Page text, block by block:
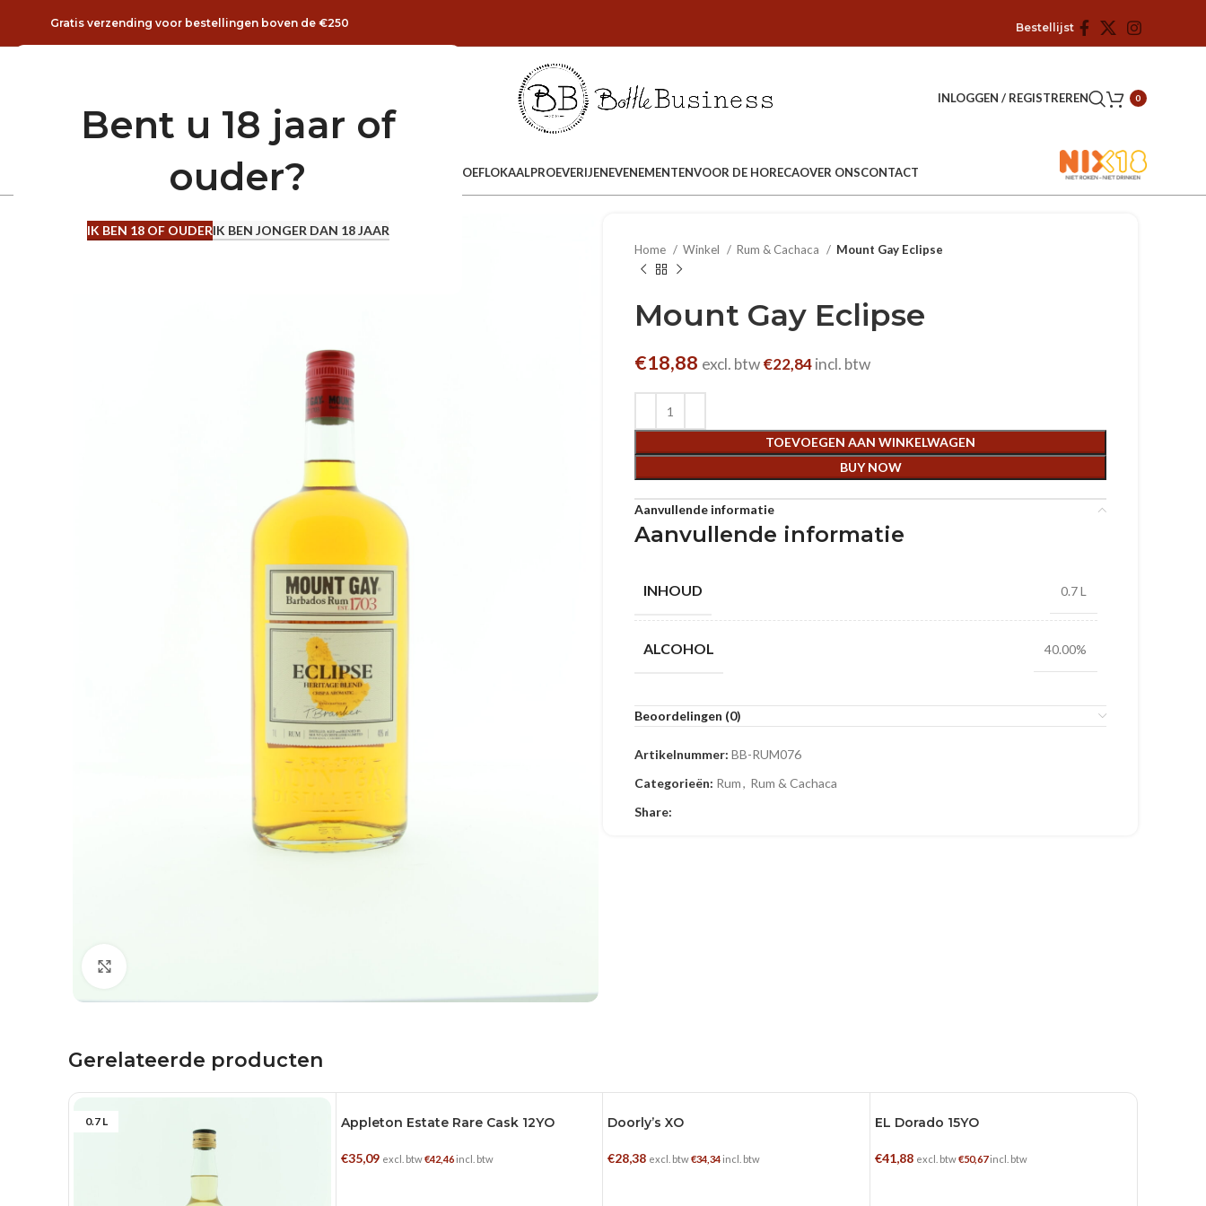
Bent u 18 jaar of
ouder?
IK BEN 18 OF OUDERIK BEN JONGER DAN 18 JAAR
Gratis verzending voor bestellingen boven de €250 Bestellijst
+31 6 188 448 52
Info@bottlebusiness.nl
INLOGGEN / REGISTREREN 0
DRANK SELECTIE HET PROEFLOKAALPROEVERIJENEVENEMENTENVOOR DE HORECAOVER ONSCONTACT
0.7 L
Home Winkel Rum & Cachaca Mount Gay Eclipse
Mount Gay Eclipse
€18,88 excl. btw€22,84incl. btw
TOEVOEGEN AAN WINKELWAGEN
BUY NOW
Aanvullende informatie
Aanvullende informatie
INHOUD 0.7 L
ALCOHOL 40.00%
Beoordelingen (0)
Artikelnummer: BB-RUM076
Categorieën: Rum, Rum & Cachaca
Share:
Gerelateerde producten
0.7 L 0.7 L
Appleton Estate Rare Cask 12YO
€35,09 excl. btw€42,46incl. btw
0.7 L
Doorly’s XO
€28,38 excl. btw€34,34 incl. btw
0.7 L
EL Dorado 15YO
€41,88 excl. btw€50,67incl. btw